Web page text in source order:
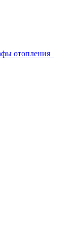
отопления